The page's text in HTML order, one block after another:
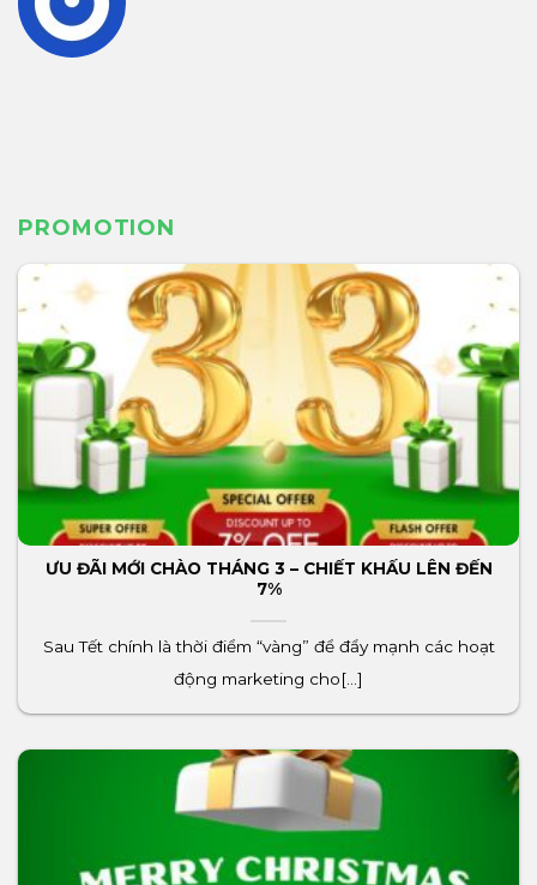
PROMOTION
ƯU ĐÃI MỚI CHÀO THÁNG 3 – CHIẾT KHẤU LÊN ĐẾN
7%
Sau Tết chính là thời điểm “vàng” để đẩy mạnh các hoạt
động marketing cho[...]